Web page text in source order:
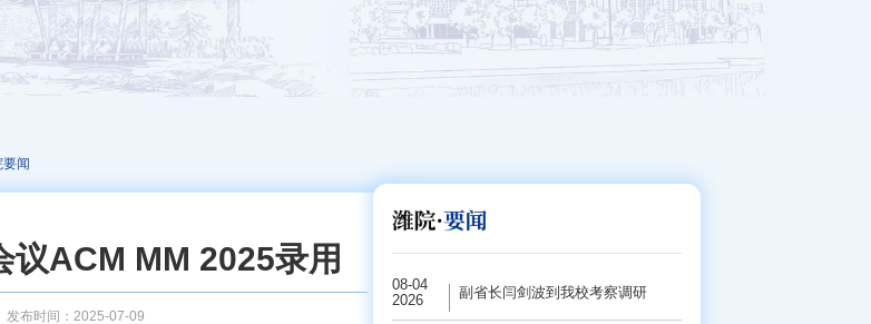
果
务
研究生招生 潍院校友
闻
议ACM MM 2025录用
发布时间：2025-07-09
08-04
2026
副省长闫剑波到我校考察调研